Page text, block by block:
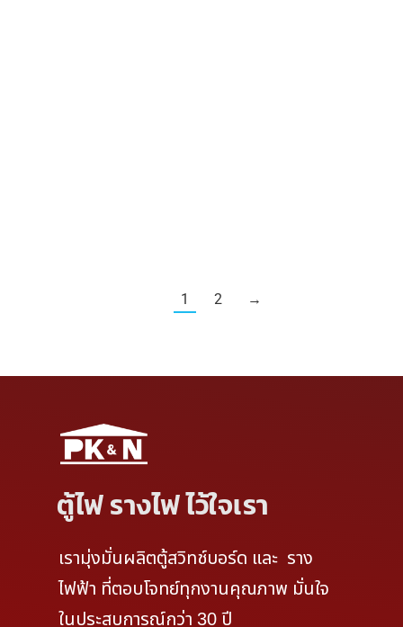
1 2 →
ตู้ไฟ รางไฟ ไว้ใจเรา
เรามุ่งมั่นผลิตตู้สวิทช์บอร์ด และ ราง
ไฟฟ้า ที่ตอบโจทย์ทุกงานคุณภาพ มั่นใจ
ในประสบการณ์กว่า 30 ปี